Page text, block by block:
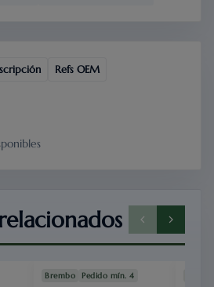
Refs OEM
SPU-
BRK-
SEAL06
Brembo Pedido mín. 4